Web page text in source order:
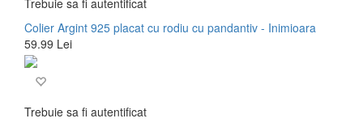
Colier Argint 925 placat cu rodiu cu pandantiv - Inimioara
59.99 Lei
Trebuie sa fi autentificat